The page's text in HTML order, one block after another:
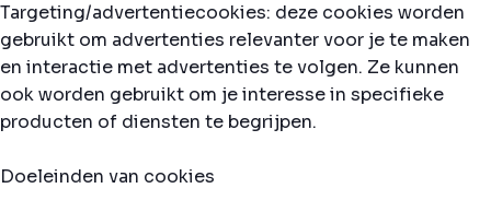
Targeting/advertentiecookies: deze cookies worden
gebruikt om advertenties relevanter voor je te maken
en interactie met advertenties te volgen. Ze kunnen
ook worden gebruikt om je interesse in specifieke
producten of diensten te begrijpen.
Doeleinden van cookies